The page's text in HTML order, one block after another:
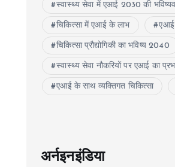
स्वास्थ्य सेवा में एआई 2030 की
चिकित्सा में एआई के लाभ एआई
चिकित्सा प्रौद्योगिकी का भविष्य 2040
स्वास्थ्य सेवा नौकरियों पर एआई का
एआई के साथ व्यक्तिगत चिकित्सा
अर्नइनइंडिया